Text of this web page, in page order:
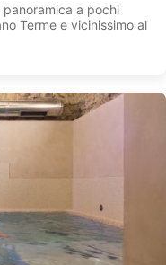
panoramica a pochi
Terme e vicinissimo al